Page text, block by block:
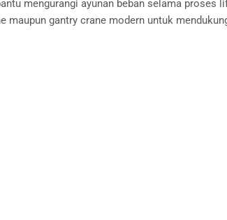
mengurangi ayunan beban selama proses
gantry crane modern untuk